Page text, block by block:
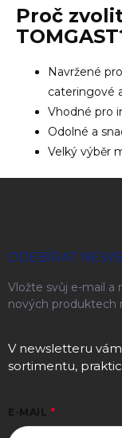
Proč
Navržené
cateringové
Vhodné pro
Odolné a
Velký výběr
ODEBÍRAT
Vložte svůj e-mail a
nových produktech
V newsletteru
sortimentu,
E-MAIL